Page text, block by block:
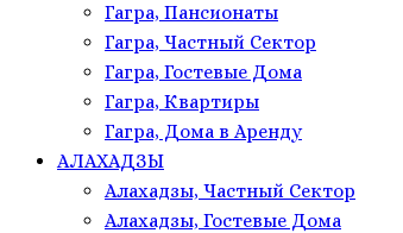
Гагра, Пансионаты
Гагра, Частный Сектор
Гагра, Гостевые Дома
Гагра, Квартиры
Гагра, Дома в Аренду
АЛАХАДЗЫ
Алахадзы, Частный Сектор
Алахадзы, Гостевые Дома